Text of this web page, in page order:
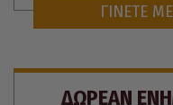
ΓΙΝΕΤΕ
ΔΩΡΕΑΝ